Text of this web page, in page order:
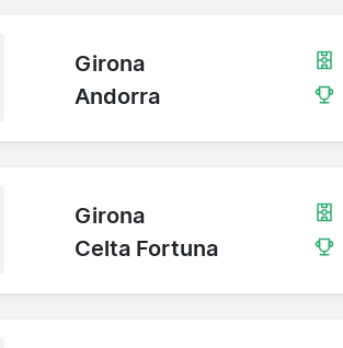
Girona
Andorra
Girona
Celta Fortuna